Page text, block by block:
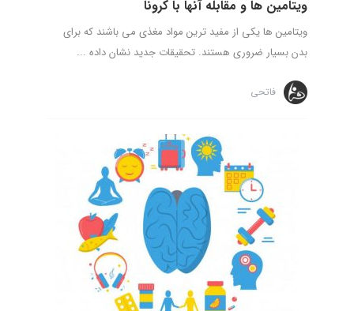
ویتامین ها و مقابله آنها با کرونا
ویتامین ها یکی از مفید ترین مواد مغذی می باشند که برای
بدن بسیار ضروری هستند. تحقیقات جدید نشان داده ...
فاتحی